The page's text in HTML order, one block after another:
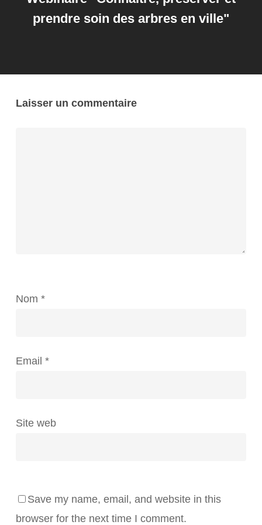
prendre soin des arbres en ville"
Laisser un commentaire
Nom *
Email *
Site web
Save my name, email, and website in this
browser for the next time I comment.